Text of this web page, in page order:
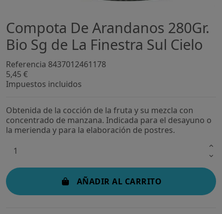
Compota De Arandanos 280Gr.
Bio Sg de La Finestra Sul Cielo
Referencia 8437012461178
5,45 €
Impuestos incluidos
Obtenida de la cocción de la fruta y su mezcla con
concentrado de manzana. Indicada para el desayuno o
la merienda y para la elaboración de postres.
AÑADIR AL CARRITO